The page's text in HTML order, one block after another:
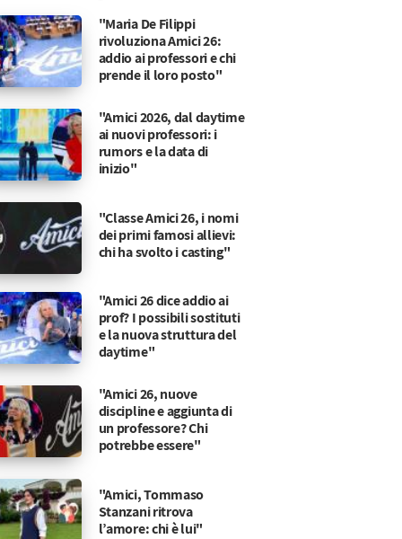
"Maria De Filippi
rivoluziona Amici 26:
addio ai professori e chi
prende il loro posto"
"Amici 2026, dal daytime
ai nuovi professori: i
rumors e la data di
inizio"
"Classe Amici 26, i nomi
dei primi famosi allievi:
chi ha svolto i casting"
"Amici 26 dice addio ai
prof? I possibili sostituti
e la nuova struttura del
daytime"
"Amici 26, nuove
discipline e aggiunta di
un professore? Chi
potrebbe essere"
"Amici, Tommaso
Stanzani ritrova
l’amore: chi è lui"